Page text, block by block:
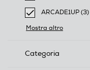
Filtra per Marca:
ARCADE1UP (3)
selected Filtro
Mostra altro
Categoria